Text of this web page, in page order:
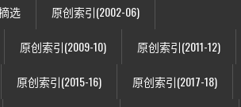
选 原创索引(2002-06)
原创索引(2009-10) 原创索引(2011-12)
原创索引(2015-16) 原创索引(2017-18)